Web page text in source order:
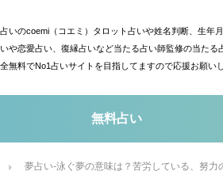
いのcoemi（コエミ）タロット占いや姓名判断、生年
や恋愛占い、復縁占いなど当たる占い師監修の当たる
無料でNo1占いサイトを目指してますので応援お願い
無料占い
夢占い-泳ぐ夢の意味は？苦労している、努